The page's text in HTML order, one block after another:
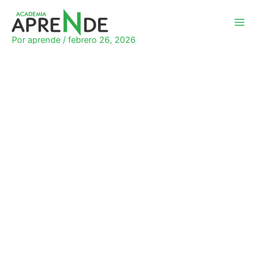
contenido
Por aprende / febrero 26, 2026